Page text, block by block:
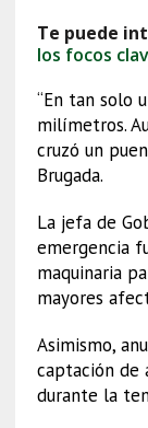
Te puede
los focos
“En tan solo
milímetros.
cruzó un
Brugada.
La jefa de
emergencia
maquinaria
mayores
Asimismo,
captación de
durante la